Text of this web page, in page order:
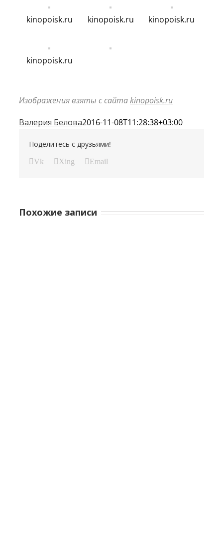
kinopoisk.ru kinopoisk.ru kinopoisk.ru
kinopoisk.ru
Изображения взяты с сайтаkinopoisk.ru
Валерия Белова2016-11-08T11:28:38+03:00
Поделитесь с друзьями!
Vk Xing Email
Похожие записи